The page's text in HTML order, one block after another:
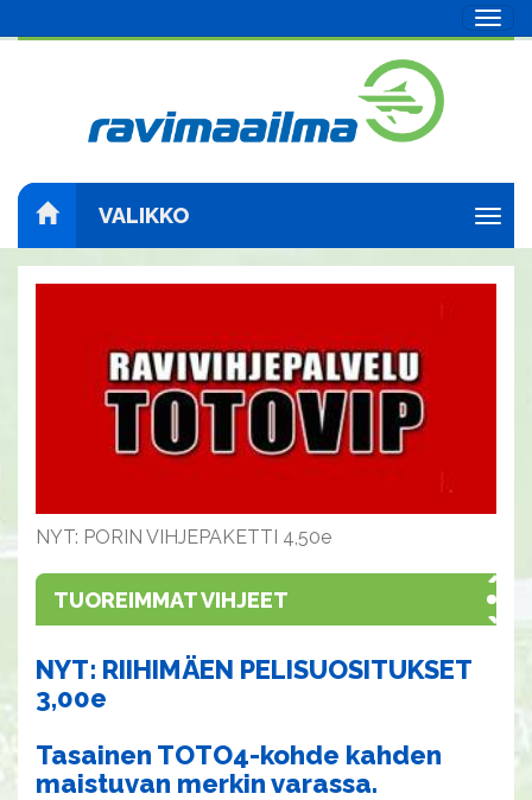
VALIKKO
NYT: PORIN VIHJEPAKETTI 4,50e
TUOREIMMAT VIHJEET
NYT: RIIHIMÄEN PELISUOSITUKSET
3,00e
Tasainen TOTO4-kohde kahden
maistuvan merkin varassa.